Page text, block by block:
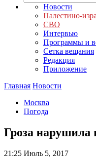
Новости
Палестино-
СВО
Интервью
Программы и
Сетка вещания
Редакция
Приложение
Главная Новости
Москва
Погода
Гроза
21:25 Июль 5, 2017